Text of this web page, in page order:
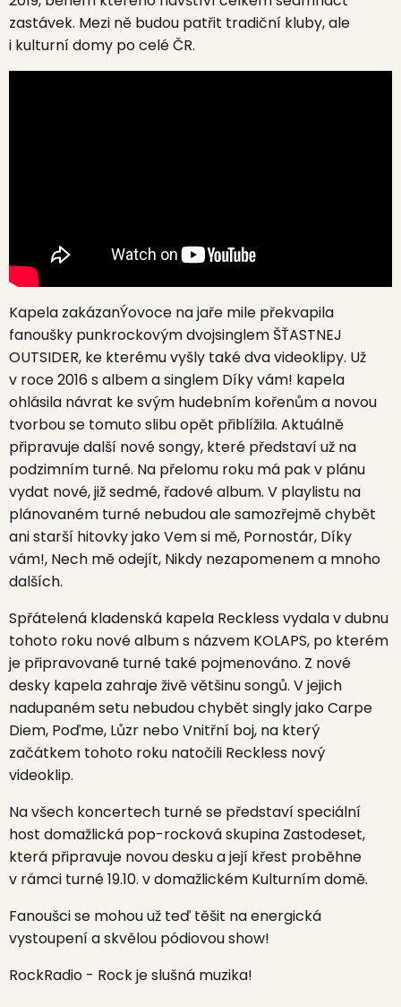
zastávek. Mezi ně budou patřit tradiční kluby, ale
i kulturní domy po celé ČR.
Kapela zakázanÝovoce na jaře mile překvapila
fanoušky punkrockovým dvojsinglem ŠŤASTNEJ
OUTSIDER, ke kterému vyšly také dva videoklipy. Už
v roce 2016 s albem a singlem Díky vám! kapela
ohlásila návrat ke svým hudebním kořenům a novou
tvorbou se tomuto slibu opět přiblížila. Aktuálně
připravuje další nové songy, které představí už na
podzimním turné. Na přelomu roku má pak v plánu
vydat nové, již sedmé, řadové album. V playlistu na
plánovaném turné nebudou ale samozřejmě chybět
ani starší hitovky jako Vem si mě, Pornostár, Díky
vám!, Nech mě odejít, Nikdy nezapomenem a mnoho
dalších.
Spřátelená kladenská kapela Recklessvydala v dubnu
tohoto roku nové album s názvem KOLAPS, po kterém
je připravované turné také pojmenováno. Z nové
desky kapela zahraje živě většinu songů. V jejich
nadupaném setu nebudou chybět singly jako Carpe
Diem, Poďme, Lůzr nebo Vnitřní boj, na který
začátkem tohoto roku natočili Reckless nový
videoklip.
Na všech koncertech turné se představí speciální
host domažlická pop-rocková skupina Zastodeset,
která připravuje novou desku a její křest proběhne
v rámci turné 19.10. v domažlickém Kulturním domě.
Fanoušci se mohou už teď těšit na energická
vystoupení a skvělou pódiovou show!
RockRadio - Rock je slušná muzika!